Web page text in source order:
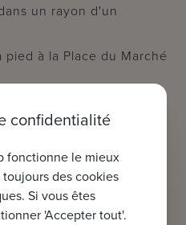
un rayon d'un
à la Place du Marché
dans les environs de
1 km
ou une visite sans
au 0475 96 59 38 ou
confidentialité
fonctionne le mieux
des cookies
Si vous êtes
'Accepter tout'.